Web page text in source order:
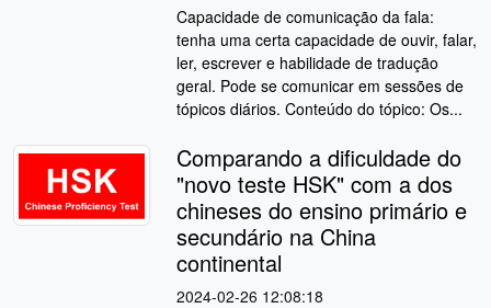
Capacidade de comunicação da fala:
tenha uma certa capacidade de ouvir, falar,
ler, escrever e habilidade de tradução
geral. Pode se comunicar em sessões de
tópicos diários. Conteúdo do tópico: Os...
Comparando a dificuldade do
"novo teste HSK" com a dos
chineses do ensino primário e
secundário na China
continental
2024-02-26 12:08:18